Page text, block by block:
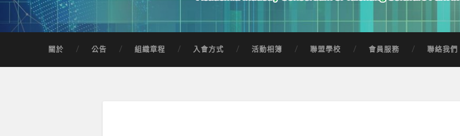
AICTSP 台灣臺中軟體園區發展產學訓聯盟
Academia-Industry Consortium of Taichung Software Park in Taiwan
關於 公告 組織章程 入會方式 活動相簿 聯盟學校 會員服務 聯絡我們